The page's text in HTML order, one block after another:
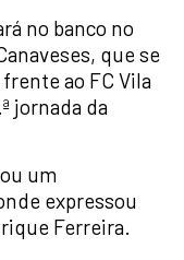
no banco no
que se
ao FC Vila
jornada da
um
expressou
Ferreira.